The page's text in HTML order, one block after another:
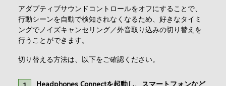
アダプティブサウンドコントロールをオフにすることで、
行動シーンを自動で検知されなくなるため、好きなタイミ
ングでノイズキャンセリング／外音取り込みの切り替えを
行うことができます。
切り替える方法は、以下をご確認ください。